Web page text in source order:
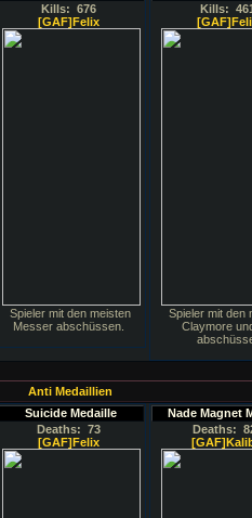
Kills: 676
[GAF]Felix
Spieler mit den meisten
Messer abschüssen.
Kills:
Spieler mit den
Claymore
Anti Medaillien
Suicide Medaille
Deaths: 73
[GAF]Felix
Nade Magnet
Deaths: